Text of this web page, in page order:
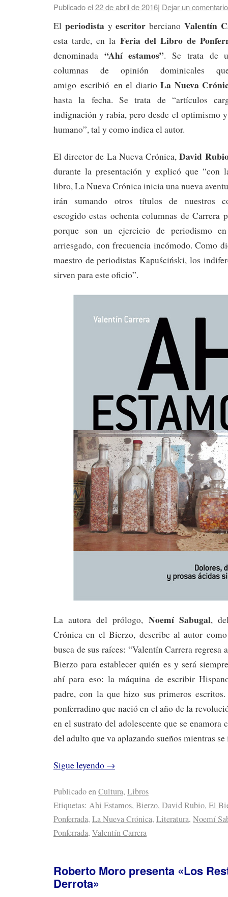
Publicado el22 de abril de 2016| Dejar un comentario
El periodistayescritor bercianoValentín
esta tarde, en la Feria del Libro de
denominada “Ahí estamos”. Se trata de
columnas de opinión dominicales
amigo escribió en el diarioLa Nueva
hasta la fecha. Se trata de “artículos
indignación y rabia, pero desde el optimismo
humano”, tal y como indica el autor.
El director de La Nueva Crónica,David
durante la presentación y explicó que “con
libro, La Nueva Crónica inicia una nueva
irán sumando otros títulos de nuestros
escogido estas ochenta columnas de Carrera
porque son un ejercicio de periodismo
arriesgado, con frecuencia incómodo. Como
maestro de periodistas Kapuściński, los
sirven para este oficio”.
La autora del prólogo, Noemí Sabugal,
Crónica en el Bierzo, describe al autor como
busca de sus raíces: “Valentín Carrera regresa
Bierzo para establecer quién es y será
ahí para eso: la máquina de escribir
padre, con la que hizo sus primeros
ponferradino que nació en el año de la
en el sustrato del adolescente que se
del adulto que va aplazando sueños mientras se
Sigue leyendo →
Publicado enCultura, Libros
Etiquetas: Ahi Estamos, Bierzo, David Rubio, El
Ponferrada, La Nueva Crónica, Literatura, Noemí
Ponferrada, Valentín Carrera
Roberto Moro presenta «Los
Derrota»